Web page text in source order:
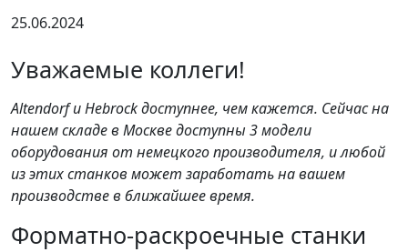
25.06.2024
Уважаемые коллеги!
Altendorf и Hebrock доступнее, чем кажется. Сейчас на
нашем складе в Москве доступны 3 модели
оборудования от немецкого производителя, и любой
из этих станков может заработать на вашем
производстве в ближайшее время.
Форматно-раскроечные станки